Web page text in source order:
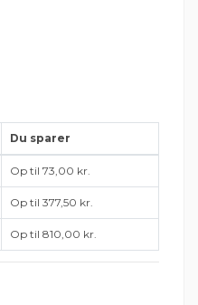
Du sparer
Op til 73,00 kr.
Op til 377,50 kr.
Op til 810,00 kr.